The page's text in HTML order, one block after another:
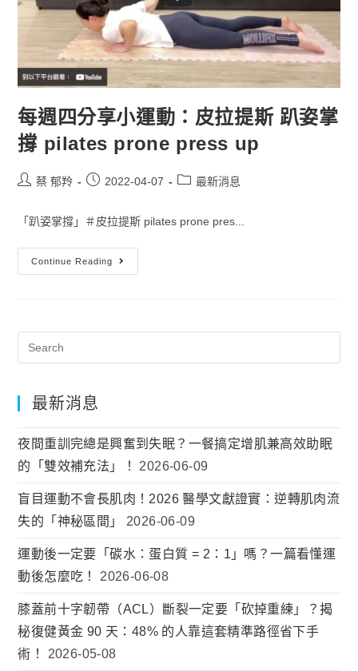
每週四分享小運動：皮拉提斯 趴姿掌
撐 pilates prone press up
蔡 郁羚 2022-04-07 最新消息
「趴姿掌撐」＃皮拉提斯 pilates prone pres...
Continue Reading
最新消息
夜間重訓完總是興奮到失眠？一餐搞定增肌兼高效助眠
的「雙效補充法」！
2026-06-09
盲目運動不會長肌肉！2026 醫學文獻證實：逆轉肌肉流
失的「神秘區間」
2026-06-09
運動後一定要「碳水：蛋白質 = 2：1」嗎？一篇看懂運
動後怎麼吃！
2026-06-08
膝蓋前十字韌帶（ACL）斷裂一定要「砍掉重練」？揭
秘復健黃金 90 天：48% 的人靠這套精準路徑省下手
術！
2026-05-08